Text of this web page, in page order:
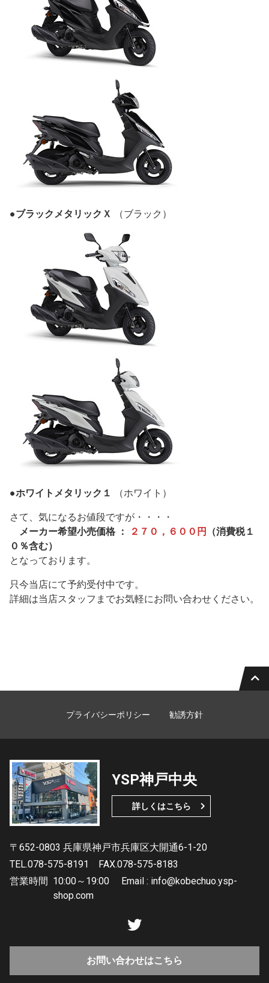
●ブラックメタリックＸ （ブラック）
●ホワイトメタリック１ （ホワイト）
さて、気になるお値段ですが・・・・
メーカー希望小売価格 ：
２７０，６００円
（消費税１
０％含む）
となっております。
只今当店にて予約受付中です。
詳細は当店スタッフまでお気軽にお問い合わせください。
プライバシーポリシー 勧誘方針
YSP神戸中央
詳しくはこちら
〒652-0803 兵庫県神戸市兵庫区大開通6-1-20
TEL.078-575-8191
FAX.078-575-8183
営業時間 10:00～19:00 Email : info@kobechuo.ysp-
shop.com
お問い合わせはこちら